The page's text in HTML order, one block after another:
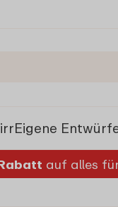
Eigene
auf alles